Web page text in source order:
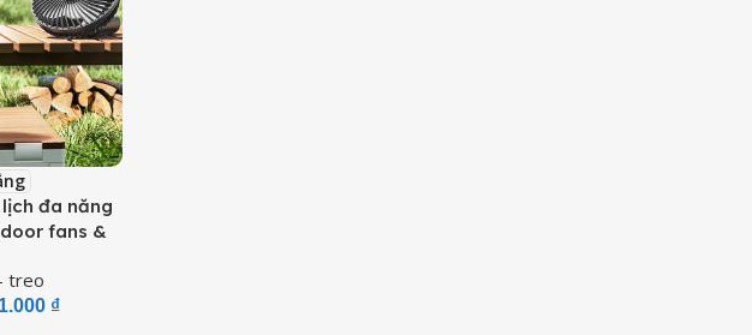
đa năng
fans &
treo
₫